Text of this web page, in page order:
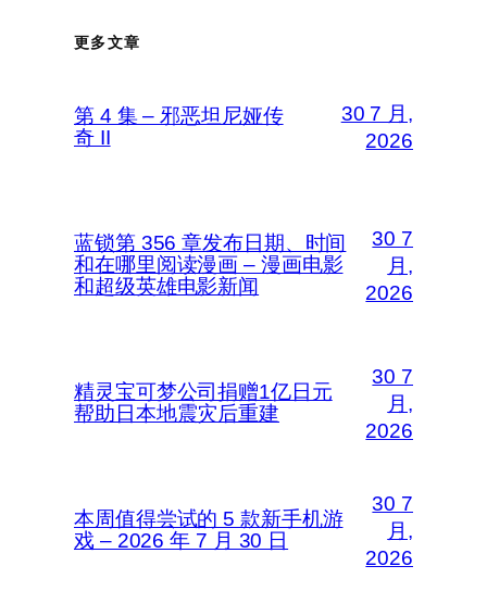
更多文章
第 4 集 – 邪恶坦尼娅传
奇 II
30 7 月,
2026
蓝锁第 356 章发布日期、时间
和在哪里阅读漫画 – 漫画电影
和超级英雄电影新闻
30 7
月,
2026
精灵宝可梦公司捐赠1亿日元
帮助日本地震灾后重建
30 7
月,
2026
本周值得尝试的 5 款新手机游
戏 – 2026 年 7 月 30 日
30 7
月,
2026